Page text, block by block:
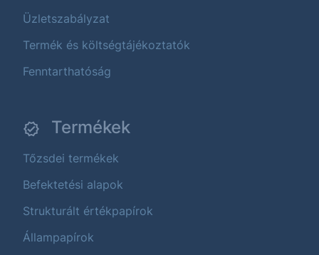
Üzletszabályzat
Termék és költségtájékoztatók
Fenntarthatóság
Termékek
Tőzsdei termékek
Befektetési alapok
Strukturált értékpapírok
Állampapírok